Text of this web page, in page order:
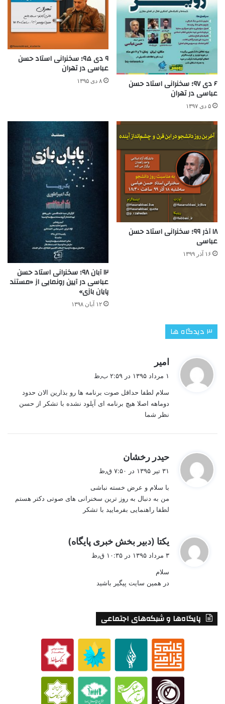
۶ دی ۹۷؛ سخنرانی استاد حسن
عباسی در تهران
۵ دی ۱۳۹۷
۹ دی ۹۵؛ سخنرانی استاد حسن
عباسی در تهران
۸ دی ۱۳۹۵
۱۸ آذر ۹۹؛ سخنرانی استاد حسن
عباسی
۱۶ آذر ۱۳۹۹
۱۲ آبان ۹۸؛ سخنرانی استاد حسن
عباسی در آیین رونمایی از «مستند
پایان بازی»
۱۲ آبان ۱۳۹۸
‫۳ دیدگاه ها
امیر
:
۱ مرداد ۱۳۹۵ در ۲:۵۹ ب٫ظ
سلام لطفا حداقل صوت برنامه ها رو بذارین الان حدود
دوماهه اصلا هیچ برنامه ای آپلود نشده با تشکر از حسن
نظر شما
حیدر رخشان
:
۳۱ تیر ۱۳۹۵ در ۷:۵۰ ق٫ظ
با سلام و عرض خسته نباشی
من به دنبال به روز ترین سخنرانی های صوتی دکتر هستم
لطفا راهنمایی بفرمایید با تشکر
یکتا (دبیر بخش خبری پایگاه)
۳ مرداد ۱۳۹۵ در ۱۰:۳۵ ق٫ظ
سلام
در همین سایت پیگیر باشید
پایگاه‌ها و شبکه‌های اجتماعی